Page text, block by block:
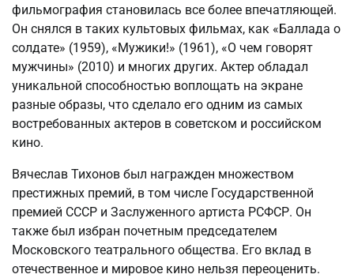
фильмография становилась все более впечатляющей.
Он снялся в таких культовых фильмах, как «Баллада о
солдате» (1959), «Мужики!» (1961), «О чем говорят
мужчины» (2010) и многих других. Актер обладал
уникальной способностью воплощать на экране
разные образы, что сделало его одним из самых
востребованных актеров в советском и российском
кино.
Вячеслав Тихонов был награжден множеством
престижных премий, в том числе Государственной
премией СССР и Заслуженного артиста РСФСР. Он
также был избран почетным председателем
Московского театрального общества. Его вклад в
отечественное и мировое кино нельзя переоценить.